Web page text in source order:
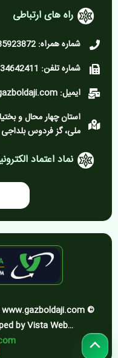
راه های ارتباطی
شماره همراه: 09135923872
شماره تلفن: 03834642411
ایمیل: info[at]gazboldaji.com
استان چهار محال و
ملی، گز فردوس بلداجی
نماد اعتماد
©
by Vista Web…
پیمایش